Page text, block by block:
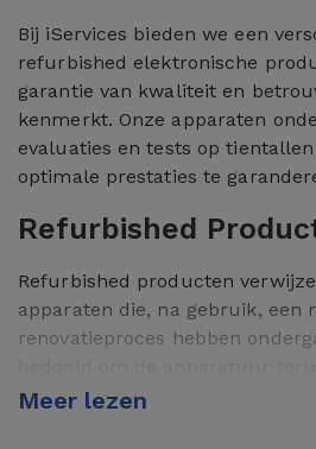
Bij iServices bieden we een
refurbished elektronische
garantie van kwaliteit en
kenmerkt. Onze apparaten
evaluaties en tests op
optimale prestaties te
Refurbished
Refurbished producten
apparaten die, na gebruik, een
renovatieproces hebben
ideale bedrijfsomstandigheden,
Meer lezen